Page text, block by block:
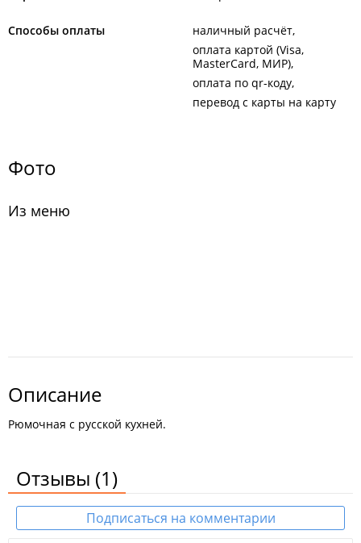
Способы оплаты
наличный расчёт
оплата картой (Visa,
MasterCard, МИР)
оплата по qr-коду
перевод с карты на карту
Фото
Из меню
Описание
Рюмочная с русской кухней.
Отзывы (1)
Подписаться на комментарии